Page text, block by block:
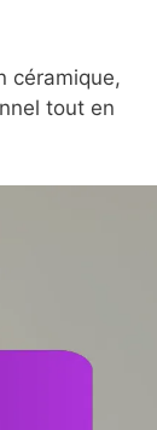
céramique,
tout en